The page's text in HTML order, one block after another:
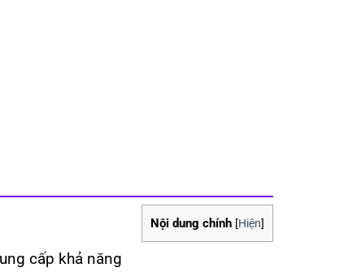
Nội dung chính [Hiện]
cấp khả năng